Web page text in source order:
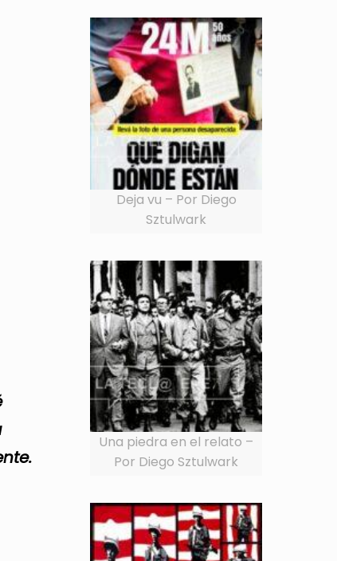
Deja vu – Por Diego
Sztulwark
Una piedra en el relato –
Por Diego Sztulwark